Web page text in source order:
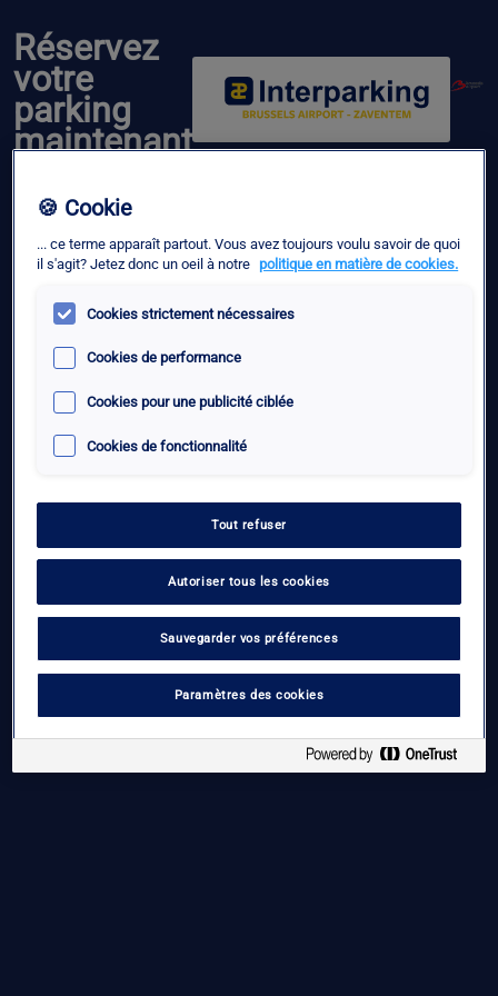
Réservez
votre
parking
maintenant
Sélection rapide
Date de sortie
Code promotionnel
Réservez maintenant
Conditions d’utilisation
Conditions générales
🍪 Cookie
... ce terme apparaît partout. Vous avez toujours voulu savoir de quoi
il s'agit? Jetez donc un oeil à notre politique en matière de cookies.
Cookies strictement nécessaires
Cookies de performance
Cookies pour une publicité ciblée
Cookies de fonctionnalité
Tout refuser
Autoriser tous les cookies
Sauvegarder vos préférences
Paramètres des cookies